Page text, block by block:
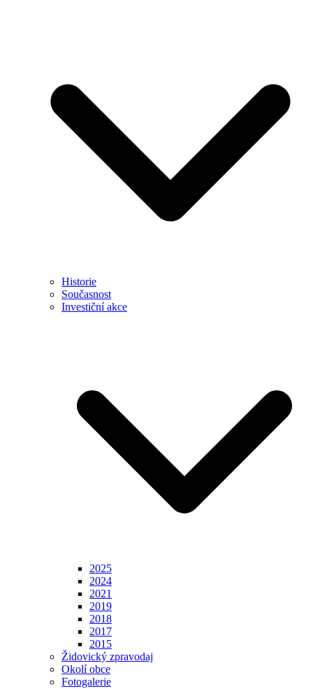
Historie
Současnost
Investiční akce
2025
2024
2021
2019
2018
2017
2015
Židovický zpravodaj
Okolí obce
Fotogalerie